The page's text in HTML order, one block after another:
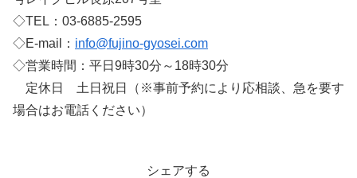
◇TEL：03-6885-2595
◇E-mail： info@fujino-gyosei.com
◇営業時間：平日9時30分～18時30分
定休日 土日祝日（※事前予約により応相談、急を要す
場合はお電話ください）
シェアする